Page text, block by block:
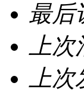
最后
上
上